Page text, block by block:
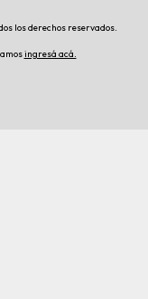
los derechos reservados.
ingresá acá.